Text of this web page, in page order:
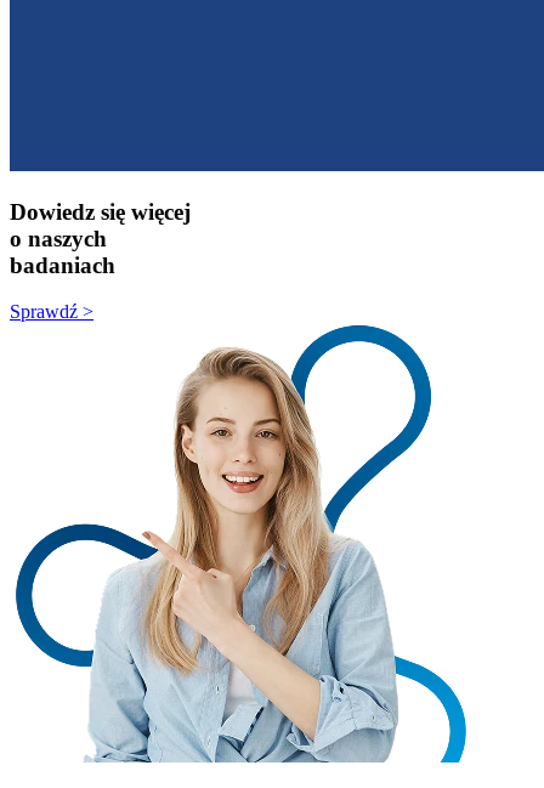
Dowiedz się więcej
o naszych
badaniach
Sprawdź >